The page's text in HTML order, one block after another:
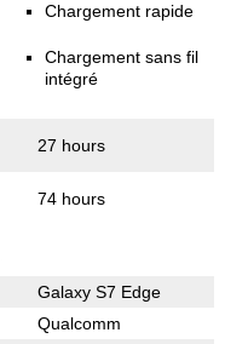
Chargement rapide
Chargement sans fil
intégré
27 hours
74 hours
Galaxy S7 Edge
Qualcomm